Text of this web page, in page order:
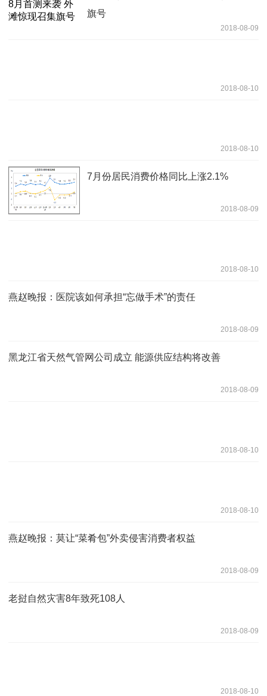
旗号
2018-08-09
2018-08-10
2018-08-10
7月份居民消费价格同比上涨2.1%
2018-08-09
2018-08-10
燕赵晚报：医院该如何承担“忘做手术”的责任
2018-08-09
黑龙江省天然气管网公司成立 能源供应结构将改善
2018-08-09
2018-08-10
2018-08-10
燕赵晚报：莫让“菜肴包”外卖侵害消费者权益
2018-08-09
老挝自然灾害8年致死108人
2018-08-09
2018-08-10